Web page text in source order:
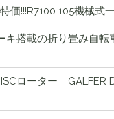
価!!!R7100 105機械式
キ搭載の折り畳み自転
ローター GALFER